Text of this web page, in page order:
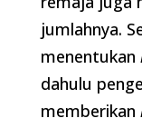
jumlahnya.
menentukan
dahulu
memberikan